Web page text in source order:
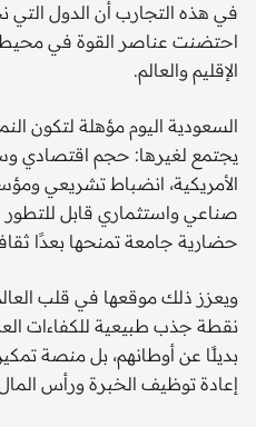
في هذه التجارب أن الدول
احتضنت عناصر القوة في
الإقليم والعالم.
السعودية اليوم مؤهلة لتكون
يجتمع لغيرها: حجم اقتصادي
الأمريكية، انضباط تشريعي
صناعي واستثماري قابل للتطور
حضارية جامعة تمنحها بعدًا
ويعزز ذلك موقعها في قلب
نقطة جذب طبيعية للكفاءات
بديلًا عن أوطانهم، بل منصة
إعادة توظيف الخبرة ورأس